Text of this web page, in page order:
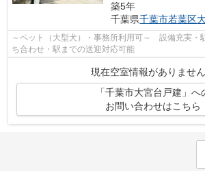
築5年
千葉県千葉市若葉区
～ペット（大型犬）・事務所利用可～ 設備充実
ち合わせ・駅までの送迎対応可能
現在空室情報がありません
「千葉市大宮台戸建」へ
お問い合わせはこちら